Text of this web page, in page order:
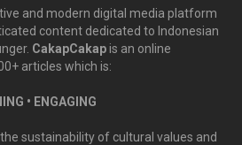
and modern digital media platform
content dedicated to Indonesian
CakapCakapis an online
articles which is:
• ENGAGING
sustainability of cultural values and